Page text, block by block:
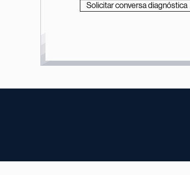
Solicitar conversa diagnóstica